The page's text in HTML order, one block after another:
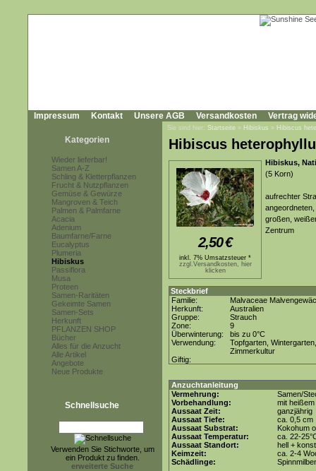
Impressum Kontakt Unsere AGB Versandkosten Vertrag
Kategorien
Wieder lieferbar!
Samen A-Z
Schling & Kletterpflanzen
Frucht & Nutzpflanzen
Gemüse & Gewürze
Mangroven & Teich
Palmen & Palmfarne
Acacia
Adenium
Baumfarne/Farne
Eucalyptus
Plumeria
Hibiskus
Passiflora
Musa
Proteen
Samen-Raritäten
Gekeimte Samen
Samen-Sets
Herkunft
PFLANZEN SHOP
Bücher
Alles für die Anzucht
Alle Artikel
Angebote
Neue Produkte
Schnellsuche
Verwenden Sie Stichworte, um
ein Produkt zu finden.
erweiterte Suche
Sie sind hier: Startseite » Hibiskus » Hibiscus
Hibiscus
2,50€
inkl. 7% Umsatzsteuer *
zzgl.Versandkosten, hier
klicken
Hibiskus,
(5 Korn)
aufrechter
großen,
Zentrum
Steckbrief
Familie:
Malvaceae
Herkunft:
Australien
Gruppe:
Strauch
Zone:
9
Überwinterung:
bis zu 0°C
Verwendung:
Topfgarten, Wintergarten,
Zimmerkultur
Giftig:
Anzuchtanleitung
Vermehrung:
Samen/
Vorbehandlung:
mit
Aussaat Zeit:
ganzjährig
Aussaat Tiefe:
ca. 0,5 cm
Aussaat Substrat:
Kokohum
Aussaat Temperatur:
ca. 22-
Aussaat Standort:
hell +
Keimzeit:
ca. 2-4
Schädlinge: